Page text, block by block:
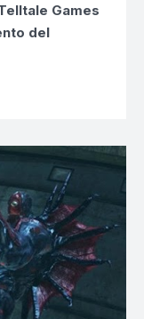
Games
del